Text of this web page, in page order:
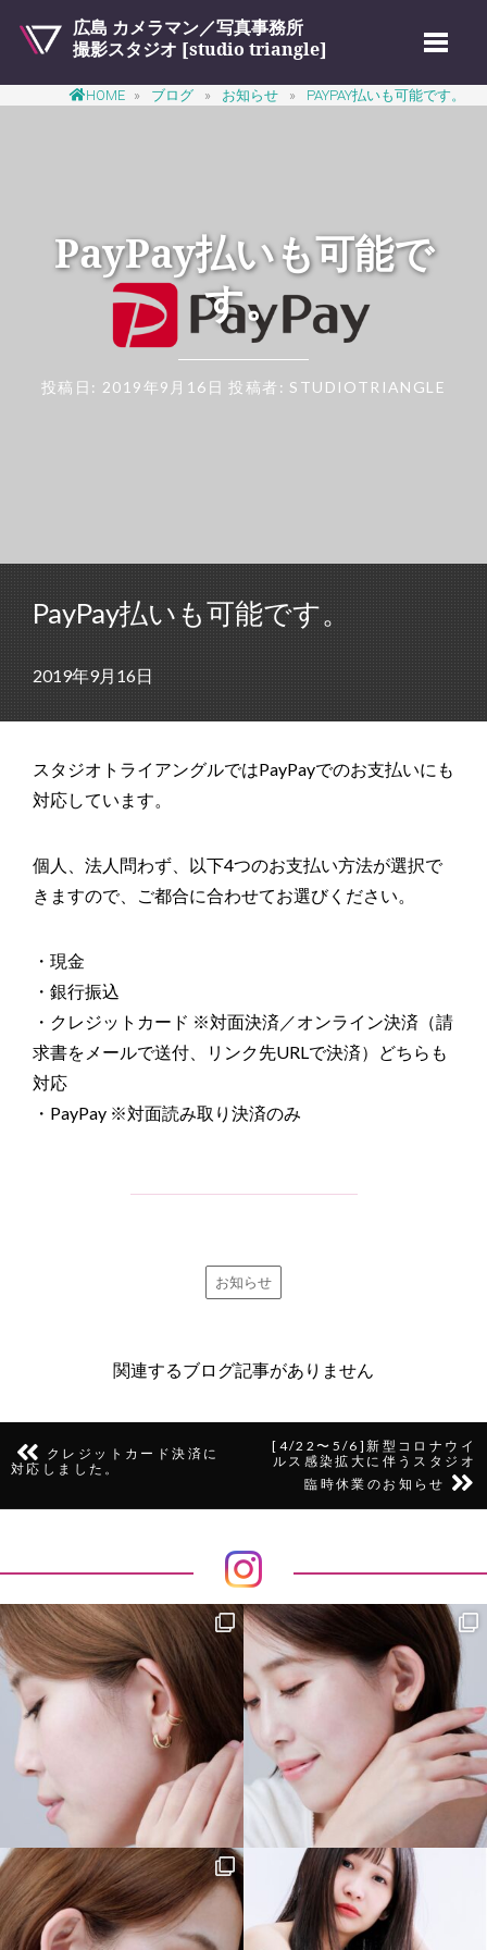
コ
ン
広島 カメラマン／写真事務所
撮影スタジオ [studio triangle]
HOME » ブログ » お知らせ » PAYPAY払いも可能です。
PayPay払いも可能で
す。
投稿日: 2019年9月16日 投稿者: STUDIOTRIANGLE
PayPay払いも可能です。
2019年9月16日
スタジオトライアングルではPayPayでのお支払いにも
対応しています。
個人、法人問わず、以下4つのお支払い方法が選択で
きますので、ご都合に合わせてお選びください。
・現金
・銀行振込
・クレジットカード ※対面決済／オンライン決済（請
求書をメールで送付、リンク先URLで決済）どちらも
対応
・PayPay ※対面読み取り決済のみ
お知らせ
関連するブログ記事がありません
投
稿
ビ
ゲ
ー
シ
ョ
ン
クレジットカード決済に
対応しました。
[4/22〜5/6]新型コロナウイ
ルス感染拡大に伴うスタジオ
臨時休業のお知らせ